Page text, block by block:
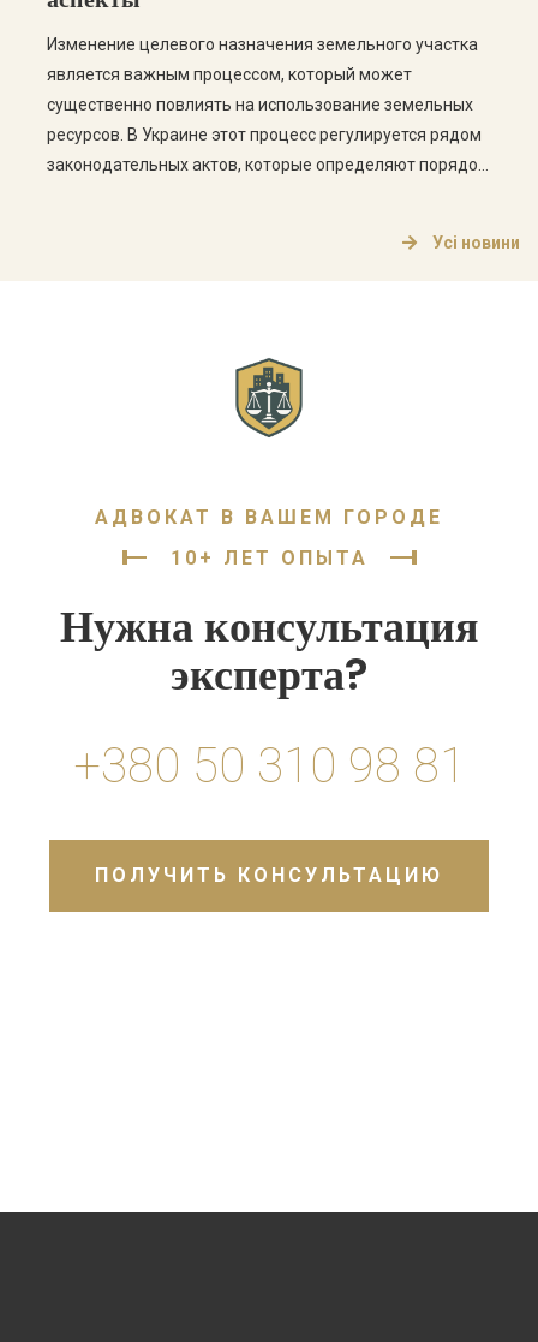
Изменение целевого назначения земельного участка
является важным процессом, который может
существенно повлиять на использование земельных
ресурсов. В Украине этот процесс регулируется рядом
законодательных актов, которые определяют порядок
такое целевое назначение земельного участка?
Усі новини
АДВОКАТ В ВАШЕМ ГОРОДЕ
10+ ЛЕТ ОПЫТА
Нужна консультация
эксперта?
+380 50 310 98 81
ПОЛУЧИТЬ КОНСУЛЬТАЦИЮ